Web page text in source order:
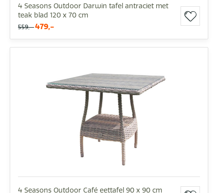
4 Seasons Outdoor Darwin tafel antraciet met
teak blad 120 x 70 cm
559,- 479,-
4 Seasons Outdoor Café eettafel 90 x 90 cm